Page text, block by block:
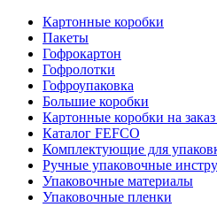
Картонные коробки
Пакеты
Гофрокартон
Гофролотки
Гофроупаковка
Большие коробки
Картонные коробки на
Каталог FEFCO
Комплектующие для
Ручные упаковочные
Упаковочные материалы
Упаковочные пленки